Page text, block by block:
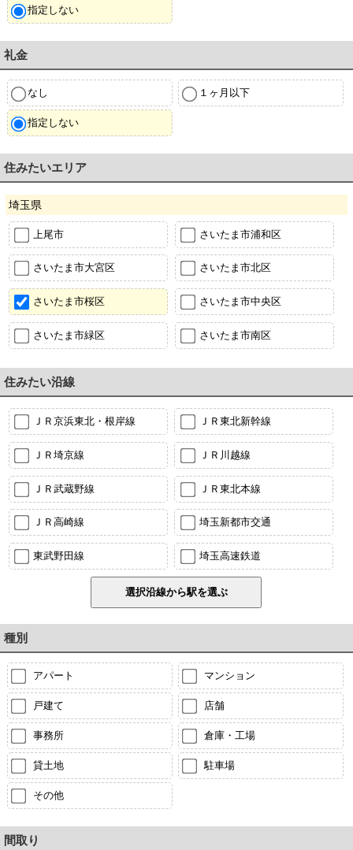
指定しない
礼金
なし １ヶ月以下
指定しない
住みたいエリア
埼玉県
上尾市 さいたま市浦和区
さいたま市大宮区 さいたま市北区
さいたま市桜区 さいたま市中央区
さいたま市緑区 さいたま市南区
住みたい沿線
ＪＲ京浜東北・根岸線 ＪＲ東北新幹線
ＪＲ埼京線 ＪＲ川越線
ＪＲ武蔵野線 ＪＲ東北本線
ＪＲ高崎線 埼玉新都市交通
東武野田線 埼玉高速鉄道
種別
アパート マンション
戸建て 店舗
事務所 倉庫・工場
貸土地 駐車場
その他
間取り